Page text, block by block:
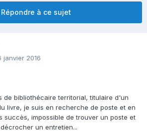
Répondre à ce sujet
janvier 2016
de bibliothécaire territorial, titulaire d'un
livre, je suis en recherche de poste et en
succès, impossible de trouver un poste et
un entretien...